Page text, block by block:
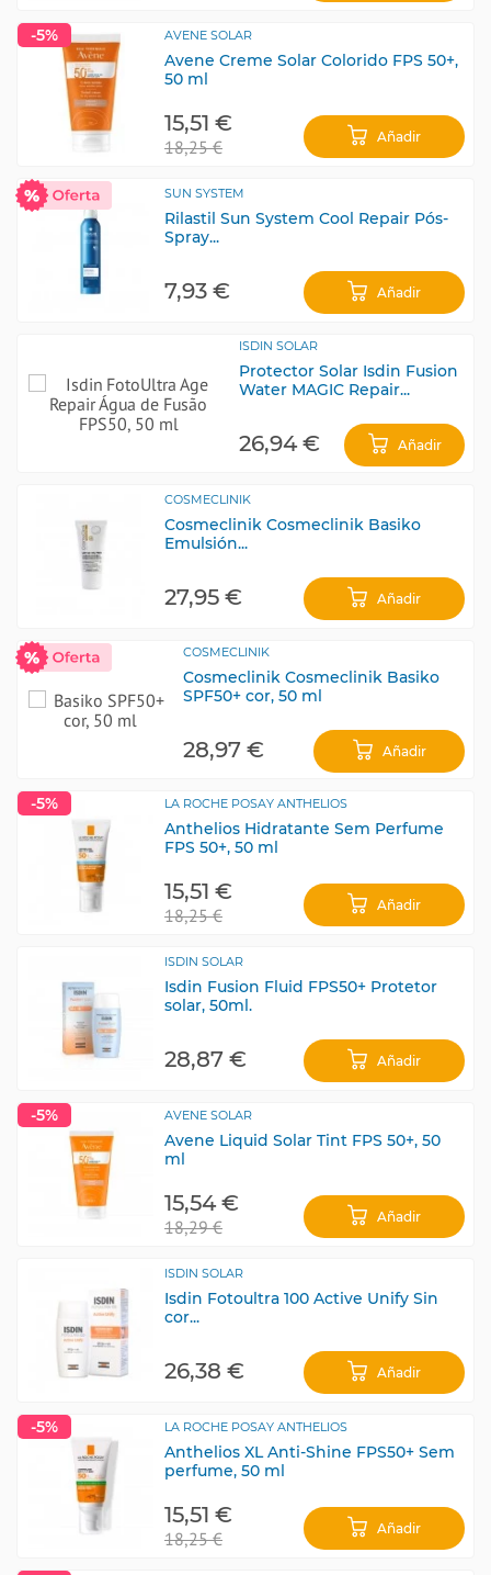
-5% AVENE SOLAR
Avene Creme Solar Colorido FPS 50+,
50 ml
15,51 €
18,25 € Añadir
SUN SYSTEM
Rilastil Sun System Cool Repair Pós-
Spray...
7,93 € Añadir
ISDIN SOLAR
Protector Solar Isdin Fusion
Water MAGIC Repair...
26,94 € Añadir
COSMECLINIK
Cosmeclinik Cosmeclinik Basiko
Emulsión...
27,95 € Añadir
COSMECLINIK
Cosmeclinik Cosmeclinik Basiko
SPF50+ cor, 50 ml
28,97 € Añadir
-5% LA ROCHE POSAY ANTHELIOS
Anthelios Hidratante Sem Perfume
FPS 50+, 50 ml
15,51 €
18,25 € Añadir
ISDIN SOLAR
Isdin Fusion Fluid FPS50+ Protetor
solar, 50ml.
28,87 € Añadir
-5% AVENE SOLAR
Avene Liquid Solar Tint FPS 50+, 50
ml
15,54 €
18,29 € Añadir
ISDIN SOLAR
Isdin Fotoultra 100 Active Unify Sin
cor...
26,38 € Añadir
-5% LA ROCHE POSAY ANTHELIOS
Anthelios XL Anti-Shine FPS50+ Sem
perfume, 50 ml
15,51 €
18,25 € Añadir